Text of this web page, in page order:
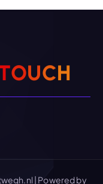
OUCH
| Powered by